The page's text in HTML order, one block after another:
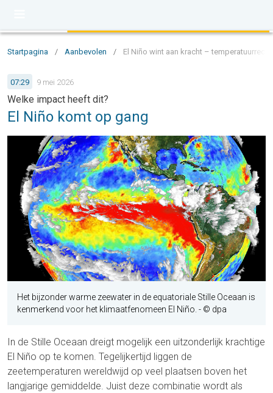
Startpagina / Aanbevolen / El Niño wint aan kracht –
07:29 9 mei 2026
Welke impact heeft dit?
El Niño komt op gang
Het bijzonder warme zeewater in de equatoriale Stille Oceaan is
kenmerkend voor het klimaatfenomeen El Niño. - © dpa
In de Stille Oceaan dreigt mogelijk een uitzonderlijk krachtige
El Niño op te komen. Tegelijkertijd liggen de
zeetemperaturen wereldwijd op veel plaatsen boven het
langjarige gemiddelde. Juist deze combinatie wordt als